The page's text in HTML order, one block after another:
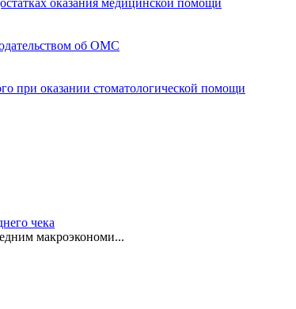
об ОМС
при оказании стоматологической помощи
чека
макроэкономи...